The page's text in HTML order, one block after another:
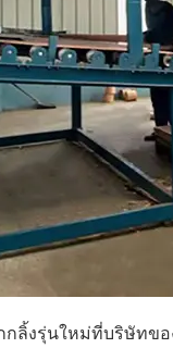
กลิ้งรุ่นใหม่ที่บริษัทข